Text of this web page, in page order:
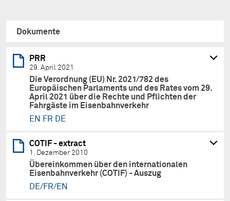
Dokumente
PRR
29. April 2021
Die Verordnung (EU) Nr. 2021/782 des
Europäischen Parlaments und des Rates vom 29.
April 2021 über die Rechte und Pflichten der
Fahrgäste im Eisenbahnverkehr
EN
FR DE
COTIF - extract
1. Dezember 2010
Übereinkommen über den internationalen
Eisenbahnverkehr (COTIF) - Auszug
DE/FR/EN